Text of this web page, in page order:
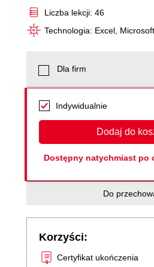
Liczba lekcji: 46
Technologia: Excel,
Dla firm
Indywidualnie
Dodaj do
Dostępny natychmiast po
Do
Korzyści:
Certyfikat ukończenia